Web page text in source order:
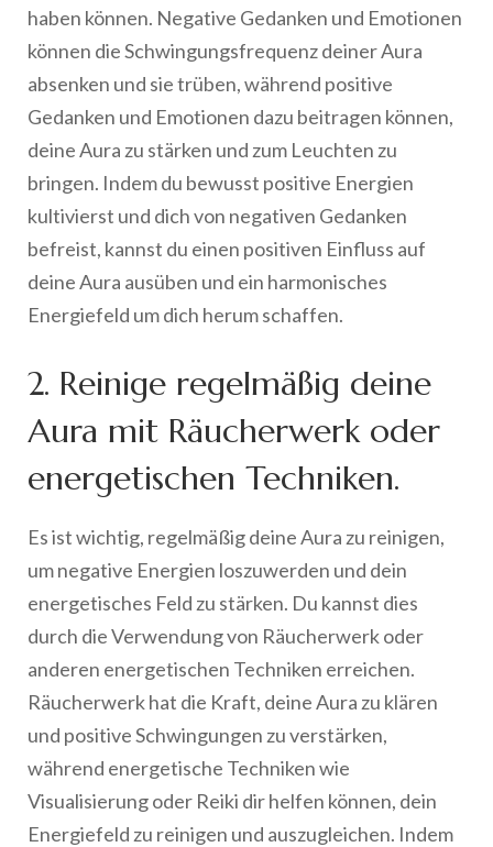
haben können. Negative Gedanken und Emotionen
können die Schwingungsfrequenz deiner Aura
absenken und sie trüben, während positive
Gedanken und Emotionen dazu beitragen können,
deine Aura zu stärken und zum Leuchten zu
bringen. Indem du bewusst positive Energien
kultivierst und dich von negativen Gedanken
befreist, kannst du einen positiven Einfluss auf
deine Aura ausüben und ein harmonisches
Energiefeld um dich herum schaffen.
2. Reinige regelmäßig deine
Aura mit Räucherwerk oder
energetischen Techniken.
Es ist wichtig, regelmäßig deine Aura zu reinigen,
um negative Energien loszuwerden und dein
energetisches Feld zu stärken. Du kannst dies
durch die Verwendung von Räucherwerk oder
anderen energetischen Techniken erreichen.
Räucherwerk hat die Kraft, deine Aura zu klären
und positive Schwingungen zu verstärken,
während energetische Techniken wie
Visualisierung oder Reiki dir helfen können, dein
Energiefeld zu reinigen und auszugleichen. Indem